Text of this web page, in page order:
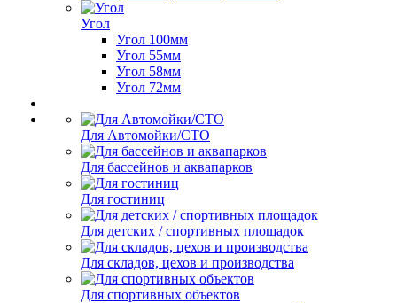
Угол
Угол 100мм
Угол 55мм
Угол 58мм
Угол 72мм
Для Автомойки/СТО
Для бассейнов и аквапарков
Для гостиниц
Для детских / спортивных площадок
Для складов, цехов и производства
Для спортивных объектов